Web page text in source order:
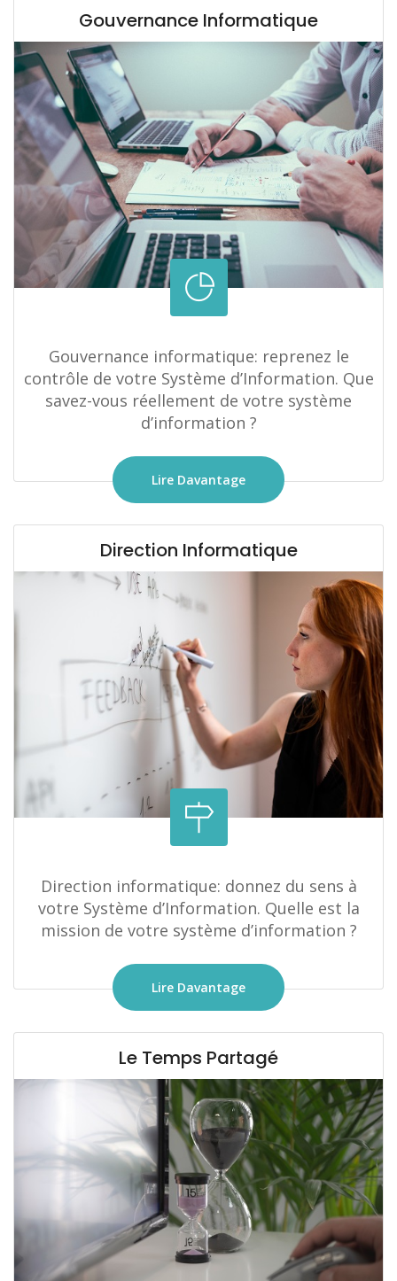
Gouvernance Informatique
Gouvernance informatique: reprenez le
contrôle de votre Système d’Information. Que
savez-vous réellement de votre système
d’information ?
Lire Davantage
Direction Informatique
Direction informatique: donnez du sens à
votre Système d’Information. Quelle est la
mission de votre système d’information ?
Lire Davantage
Le Temps Partagé